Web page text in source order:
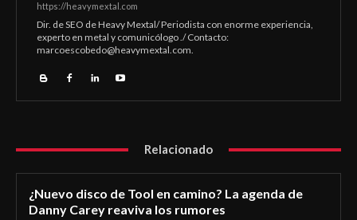
https://heavymextal.com
Dir. de SEO de Heavy Mextal/ Periodista con enorme experiencia,
experto en metal y comunicólogo ./ Contacto:
marcoescobedo@heavymextal.com.
Relacionado
¿Nuevo disco de Tool en camino? La agenda de
Danny Carey reaviva los rumores